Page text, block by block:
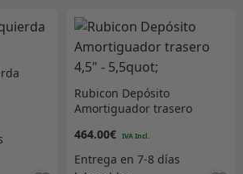
Rubicon Depósito
Amortiguador trasero
464.00€